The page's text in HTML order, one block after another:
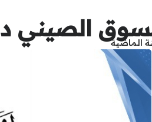
الصيني
الماضية